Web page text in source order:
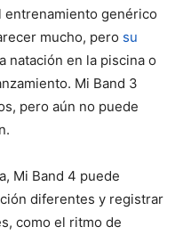
entrenamiento genérico
mucho, pero su
natación en la piscina o
Mi Band 3
pero aún no puede
Mi Band 4 puede
diferentes y registrar
como el ritmo de